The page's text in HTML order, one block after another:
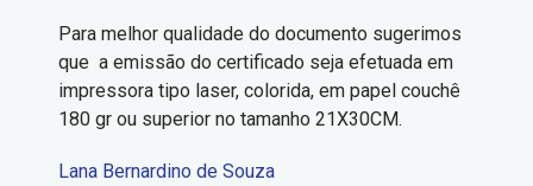
Para melhor qualidade do documento sugerimos
que a emissão do certificado seja efetuada em
impressora tipo laser, colorida, em papel couchê
180 gr ou superior no tamanho 21X30CM.
Lana Bernardino de Souza